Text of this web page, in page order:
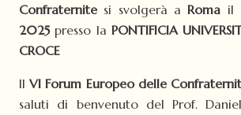
Confraternite si svolgerà aRoma il
2025presso la PONTIFICIA
CROCE
IlVI Forum Europeo delle
saluti di benvenuto del Prof.